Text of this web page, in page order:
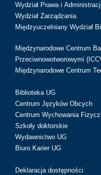
Wydział Prawa i Administracji
Wydział Zarządzania
Międzyuczelniany Wydział
Międzynarodowe Centrum
Przeciwnowotworowymi
Międzynarodowe Centrum
Biblioteka UG
Centrum Języków Obcych
Centrum Wychowania
Szkoły doktorskie
Wydawnictwo UG
Biuro Karier UG
Deklaracja dostępności